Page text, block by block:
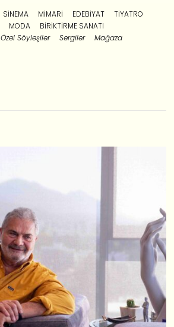
SINEMA MIMARI EDEBIYAT
TIYATRO
MODA
BIRIKTIRME SANATI
Özel Söyleşiler Sergiler Mağaza